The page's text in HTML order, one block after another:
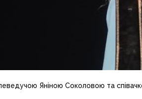
Яніною Соколовою та